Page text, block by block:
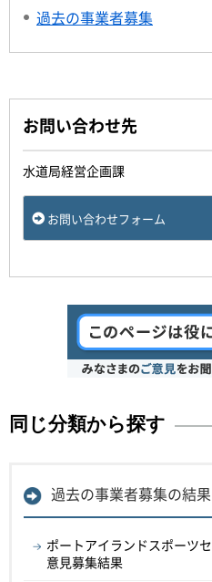
過去の事業者募集
お問い合わせ先
水道局経営企画課
お問い合わせフォーム
同じ分類から探す
過去の事業者募集の結果
ポートアイランドスポーツ
意見募集結果